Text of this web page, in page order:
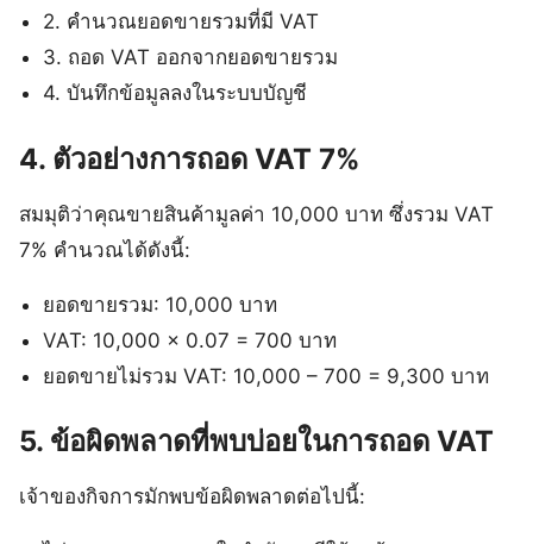
2. คำนวณยอดขายรวมที่มี VAT
3. ถอด VAT ออกจากยอดขายรวม
4. บันทึกข้อมูลลงในระบบบัญชี
4. ตัวอย่างการถอด VAT 7%
สมมุติว่าคุณขายสินค้ามูลค่า 10,000 บาท ซึ่งรวม VAT
7% คำนวณได้ดังนี้:
ยอดขายรวม: 10,000 บาท
VAT: 10,000 x 0.07 = 700 บาท
ยอดขายไม่รวม VAT: 10,000 – 700 = 9,300 บาท
5. ข้อผิดพลาดที่พบบ่อยในการถอด VAT
เจ้าของกิจการมักพบข้อผิดพลาดต่อไปนี้: